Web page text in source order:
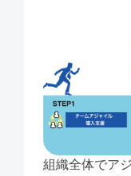
組織全体でア